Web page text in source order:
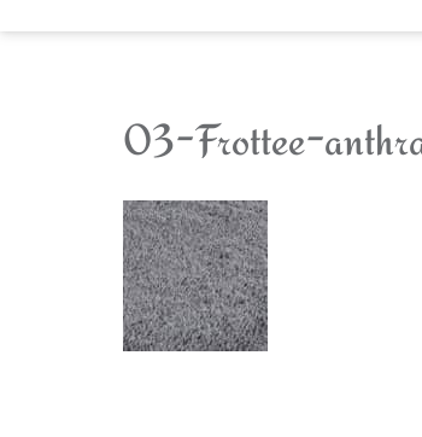
03-Frottee-